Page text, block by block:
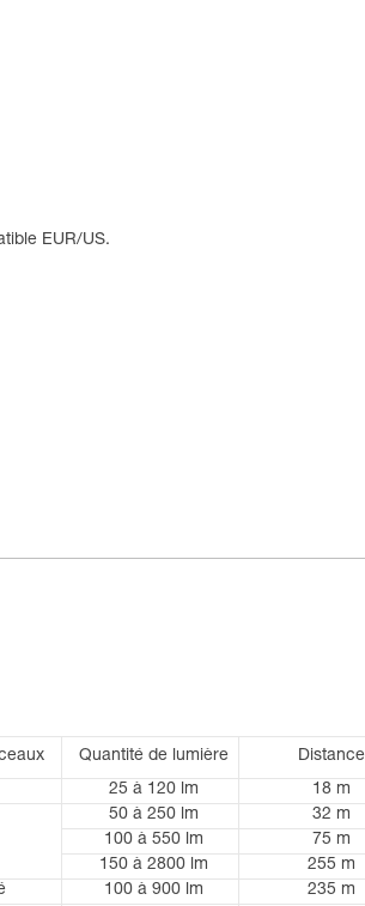
EUR/US.
Quantité de lumière Distance
25 à 120 lm 18 m
50 à 250 lm 32 m
100 à 550 lm 75 m
150 à 2800 lm 255 m
100 à 900 lm 235 m